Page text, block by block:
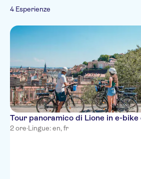
4 Esperienze
Tour panoramico di Lione in e-bike
2 ore·Lingue: en, fr